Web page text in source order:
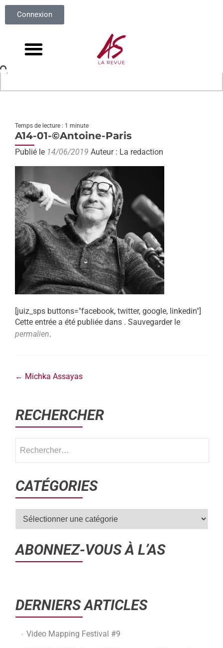
Connexion
Temps de lecture : 1 minute
A14-01-©Antoine-Paris
Publié le 14/06/2019 Auteur : La redaction
[juiz_sps buttons="facebook, twitter, google, linkedin"]
Cette entrée a été publiée dans . Sauvegarder le
permalien.
← Michka Assayas
RECHERCHER
CATÉGORIES
ABONNEZ-VOUS À L’AS
DERNIERS ARTICLES
Video Mapping Festival #9